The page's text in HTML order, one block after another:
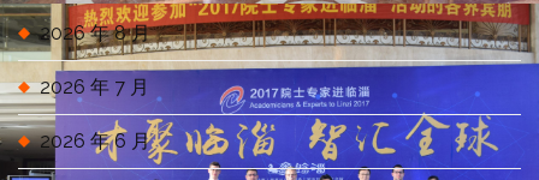
2026 年 8 月
2026 年 7 月
2026 年 6 月